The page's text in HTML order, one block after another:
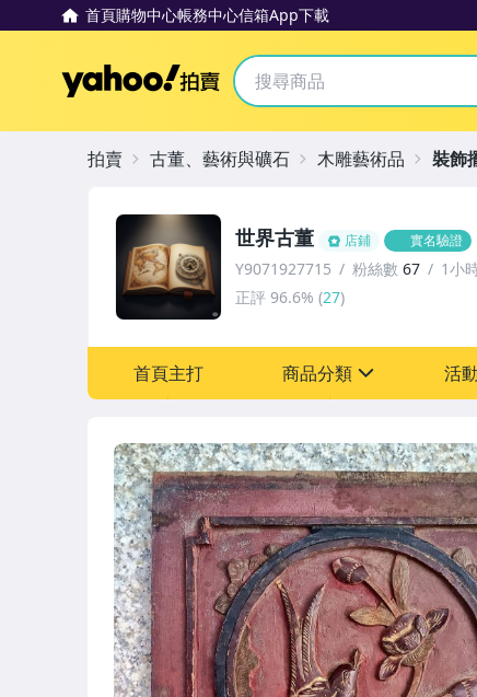
首頁購物中心帳務中心信箱App下載
Yahoo拍賣
世界古董 店鋪 實名驗證
Y9071927715 粉絲數 67
1小
正評 96.6% (27)
首頁主打 商品分類 活
[全店] 周年慶
拍賣 古董、藝術與礦石 木雕藝術品 裝飾